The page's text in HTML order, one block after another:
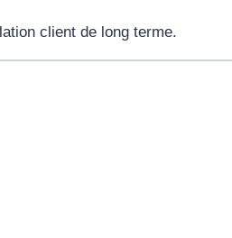
client de long terme.